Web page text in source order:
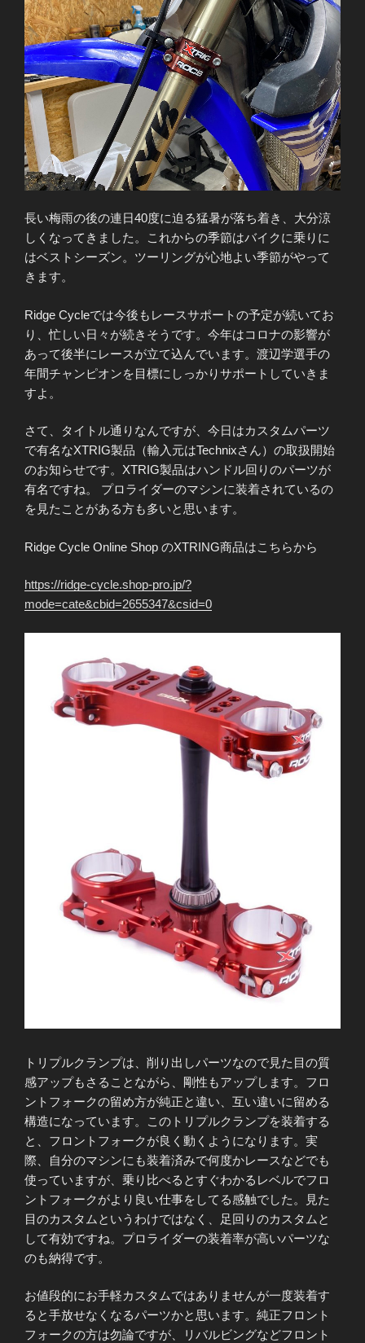
長い梅雨の後の連日40度に迫る猛暑が落ち着き、大分涼
しくなってきました。これからの季節はバイクに乗りに
はベストシーズン。ツーリングが心地よい季節がやって
きます。
Ridge Cycleでは今後もレースサポートの予定が続いてお
り、忙しい日々が続きそうです。今年はコロナの影響が
あって後半にレースが立て込んでいます。渡辺学選手の
年間チャンピオンを目標にしっかりサポートしていきま
すよ。
さて、タイトル通りなんですが、今日はカスタムパーツ
で有名なXTRIG製品（輸入元はTechnixさん）の取扱開始
のお知らせです。XTRIG製品はハンドル回りのパーツが
有名ですね。 プロライダーのマシンに装着されているの
を見たことがある方も多いと思います。
Ridge Cycle Online Shop のXTRING商品はこちらから
https://ridge-cycle.shop-pro.jp/?
mode=cate&cbid=2655347&csid=0
トリプルクランプは、削り出しパーツなので見た目の質
感アップもさることながら、剛性もアップします。フロ
ントフォークの留め方が純正と違い、互い違いに留める
構造になっています。このトリプルクランプを装着する
と、フロントフォークが良く動くようになります。実
際、自分のマシンにも装着済みで何度かレースなどでも
使っていますが、乗り比べるとすぐわかるレベルでフロ
ントフォークがより良い仕事をしてる感触でした。見た
目のカスタムというわけではなく、足回りのカスタムと
して有効ですね。プロライダーの装着率が高いパーツな
のも納得です。
お値段的にお手軽カスタムではありませんが一度装着す
ると手放せなくなるパーツかと思います。純正フロント
フォークの方は勿論ですが、リバルビングなどフロント